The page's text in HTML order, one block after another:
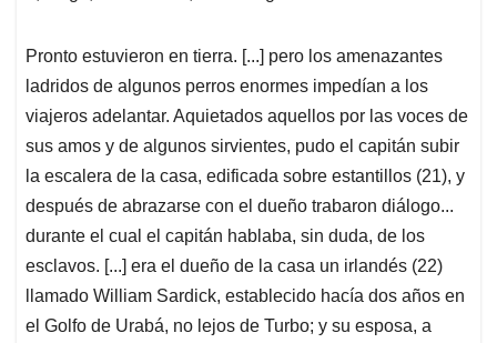
Pronto estuvieron en tierra. [...] pero los amenazantes
ladridos de algunos perros enormes impedían a los
viajeros adelantar. Aquietados aquellos por las voces de
sus amos y de algunos sirvientes, pudo el capitán subir
la escalera de la casa, edificada sobre estantillos (21), y
después de abrazarse con el dueño trabaron diálogo...
durante el cual el capitán hablaba, sin duda, de los
esclavos. [...] era el dueño de la casa un irlandés (22)
llamado William Sardick, establecido hacía dos años en
el Golfo de Urabá, no lejos de Turbo; y su esposa, a